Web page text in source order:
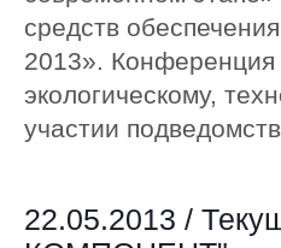
средств
2013».
экологическому,
участии
22.05.2013 /